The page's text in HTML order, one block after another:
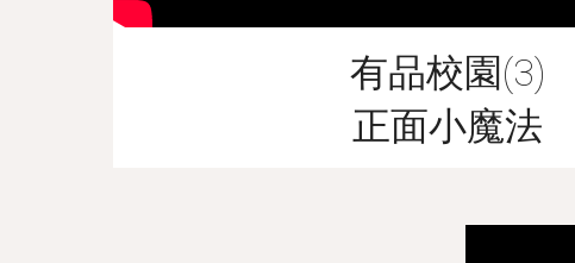
有品校園(3)
正面小魔法